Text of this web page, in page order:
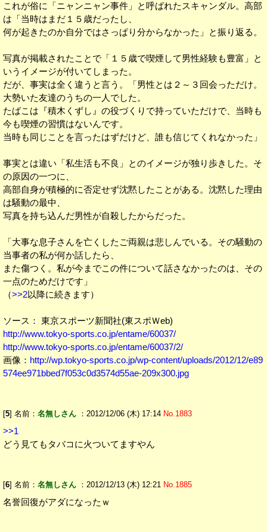
これが俗に「ニャンニャン事件」と呼ばれたスキャンダル。高部
は「当時はまだ１５歳だったし、
何が起きたのか自分ではさっぱり分からなかった」と振り返る。
写真が掲載されたことで「１５歳で喫煙して男性経験も豊富」と
いうイメージが付いてしまった。
だが、事実は全く違うと言う。「男性とは２～３回会っただけ。
大勢いた友達のうちの一人でした。
たばこは『積木くずし』の役づくりで持っていただけで、当時も
今も喫煙の習慣はないんです。
当時も同じことを言ったはずだけど、誰も信じてくれなかった」
事実とは違い「私生活も不良」とのイメージが独り歩きした。そ
の原因の一つに、
高部自身が積極的に否定せず沈黙したことがある。沈黙した理由
は騒動の最中、
写真を持ち込んだ男性が自殺したからだった。
「大事な息子さんを亡くしたご両親は悲しんでいる。その騒動の
当事者の私が何か話したら、
また傷つく。私が今までこの件について話さなかったのは、その
一点のためだけです」
（>>2以降に続きます）
ソース： 東京スポーツ新聞社(東スポＷeb)
http://www.tokyo-sports.co.jp/entame/60037/
http://www.tokyo-sports.co.jp/entame/60037/2/
画像： http://wp.tokyo-sports.co.jp/wp-content/uploads/2012/12/e89
574ee971bbed7f053c0d3574d55ae-209x300.jpg
[5] 名前： 名無しさん ：2012/12/06 (木) 17:14 No.1883
>>1
どう見てもタバコに火ついてますやん
[6] 名前： 名無しさん ：2012/12/13 (木) 12:21 No.1885
名誉回復がアダになったｗ